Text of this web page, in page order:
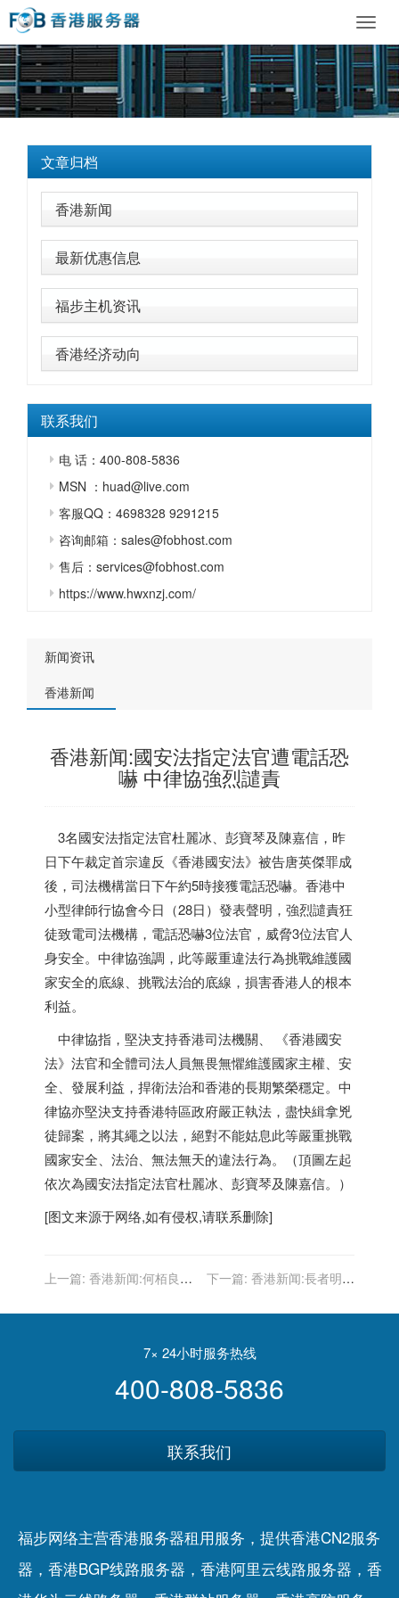
文章归档
香港新闻
最新优惠信息
福步主机资讯
香港经济动向
联系我们
电 话：400-808-5836
MSN ：huad@live.com
客服QQ：4698328 9291215
咨询邮箱：sales@fobhost.com
售后：services@fobhost.com
https://www.hwxnzj.com/
新闻资讯
香港新闻
香港新闻:國安法指定法官遭電話恐
嚇 中律協強烈譴責
3名國安法指定法官杜麗冰、彭寶琴及陳嘉信，昨
日下午裁定首宗違反《香港國安法》被告唐英傑罪成
後，司法機構當日下午約5時接獲電話恐嚇。 香港中
小型律師行協會今日（28日）發表聲明，強烈譴責狂
徒致電司法機構，電話恐嚇3位法官，威脅3位法官人
身安全。中律協強調，此等嚴重違法行為挑戰維護國
家安全的底線、挑戰法治的底線，損害香港人的根本
利益。
中律協指，堅決支持香港司法機關、 《香港國安
法》法官和全體司法人員無畏無懼維護國家主權、安
全、發展利益，捍衛法治和香港的長期繁榮穩定。中
律協亦堅決支持香港特區政府嚴正執法，盡快緝拿兇
徒歸案，將其繩之以法，絕對不能姑息此等嚴重挑戰
國家安全、法治、無法無天的違法行為。（頂圖左起
依次為國安法指定法官杜麗冰、彭寶琴及陳嘉信。）
[图文来源于网络,如有侵权,请联系删除]
上一篇: 香港新闻:何栢良倡
接種疫苗
下一篇: 香港新闻:長者明起
德權：將增加人手做好分流
7× 24小时服务热线
400-808-5836
联系我们
福步网络主营香港服务器租用服务，提供香港CN2服务
器，香港BGP线路服务器，香港阿里云线路服务器，香